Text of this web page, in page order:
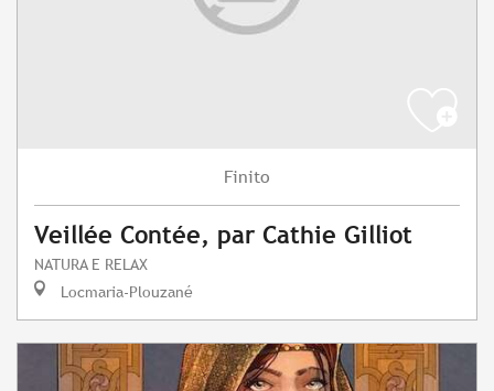
Finito
Veillée Contée, par Cathie Gilliot
NATURA E RELAX
Locmaria-Plouzané